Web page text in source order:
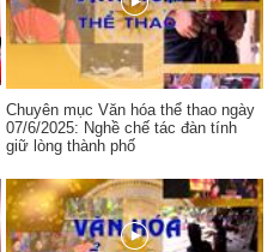
Chuyên mục Văn hóa thể thao ngày
07/6/2025: Nghề chế tác đàn tính
giữ lòng thành phố